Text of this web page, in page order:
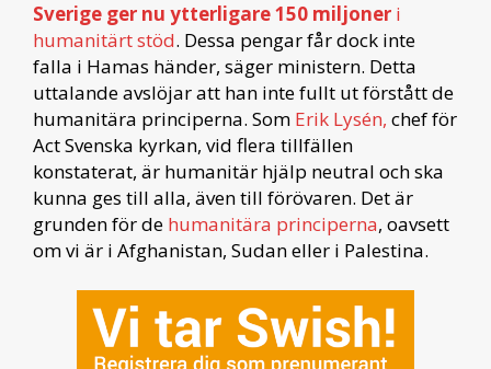
Sverige ger nu ytterligare 150 miljoner i
humanitärt stöd. Dessa pengar får dock inte
falla i Hamas händer, säger ministern. Detta
uttalande avslöjar att han inte fullt ut förstått de
humanitära principerna. Som Erik Lysén, chef för
Act Svenska kyrkan, vid flera tillfällen
konstaterat, är humanitär hjälp neutral och ska
kunna ges till alla, även till förövaren. Det är
grunden för de humanitära principerna, oavsett
om vi är i Afghanistan, Sudan eller i Palestina.